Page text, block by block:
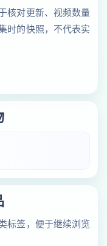
核对更新、视频数量
时的快照，不代表实
标签，便于继续浏览